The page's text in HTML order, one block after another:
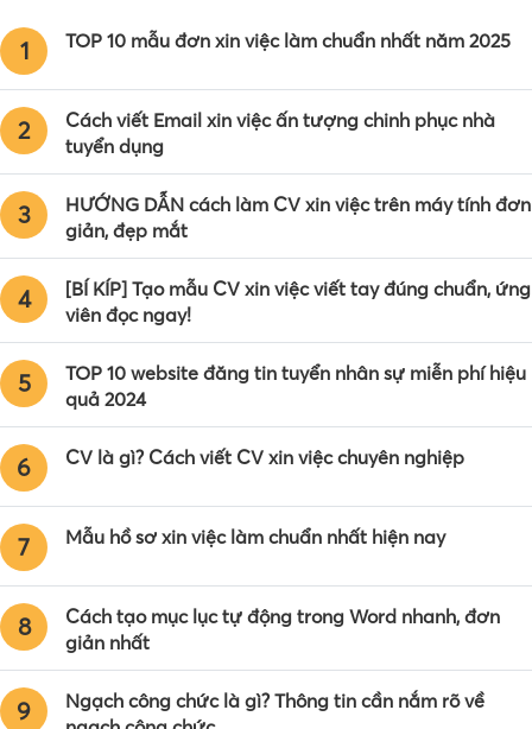
1 TOP 10 mẫu đơn xin việc làm chuẩn nhất năm 2025
2
Cách viết Email xin việc ấn tượng chinh phục nhà
tuyển dụng
3
HƯỚNG DẪN cách làm CV xin việc trên máy tính đơn
giản, đẹp mắt
4
[BÍ KÍP] Tạo mẫu CV xin việc viết tay đúng chuẩn, ứng
viên đọc ngay!
5
TOP 10 website đăng tin tuyển nhân sự miễn phí hiệu
quả 2024
6 CV là gì? Cách viết CV xin việc chuyên nghiệp
7 Mẫu hồ sơ xin việc làm chuẩn nhất hiện nay
8
Cách tạo mục lục tự động trong Word nhanh, đơn
giản nhất
9
Ngạch công chức là gì? Thông tin cần nắm rõ về